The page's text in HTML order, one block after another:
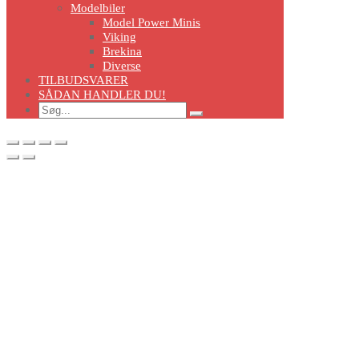
Modelbiler
Model Power Minis
Viking
Brekina
Diverse
TILBUDSVARER
SÅDAN HANDLER DU!
Search